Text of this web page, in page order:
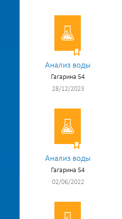
Анализ воды
Гагарина 54
28/12/2023
Анализ воды
Гагарина 54
02/06/2022